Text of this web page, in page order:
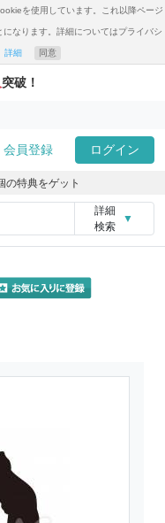
を使用しています。これ以降ページ
なります。詳細についてはプライバシ
詳細 同意
突破！
会員登録 ログイン
の特典をゲット
詳細
検索
▼